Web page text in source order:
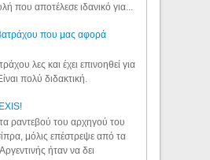
που αποτέλεσε ιδανικό για...
που μας αφορά
λες και έχει επινοηθεί για
πολύ διδακτική.
ραντεβού του αρχηγού του
μόλις επέστρεψε από τα
ήταν να δει